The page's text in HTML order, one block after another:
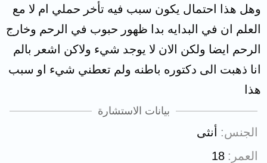
وهل هذا احتمال يكون سبب فيه تأخر حملي ام لا مع
العلم ان في البدايه بدا ظهور حبوب في الرحم وخارج
الرحم ايضا ولكن الان لا يوجد شيء ولاكن اشعر بالم
انا ذهبت الى دكتوره باطنه ولم تعطني شيء او سبب
هذا
بيانات الاستشارة
الجنس
أنثى
العمر
18